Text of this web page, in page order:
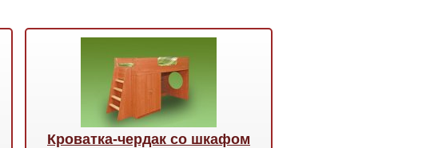
Кроватка-чердак со шкафом